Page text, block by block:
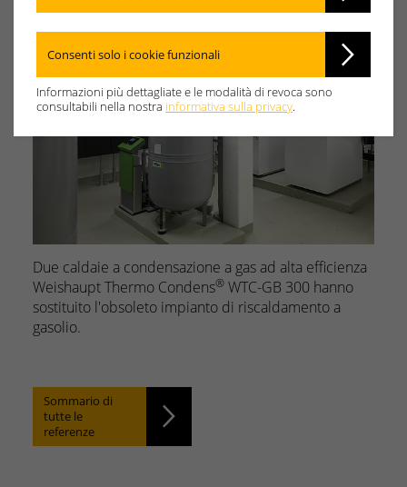
Due caldaie a condensazione a gas ad alta efficienza
Weishaupt Thermo Condens® WTC-GB 300 hanno
sostituito l'obsoleto impianto di riscaldamento a
gasolio.
Sommario di
tutte le
referenze
Consenti solo i cookie funzionali
Informazioni più dettagliate e le modalità di revoca sono
consultabili nella nostra informativa sulla privacy.